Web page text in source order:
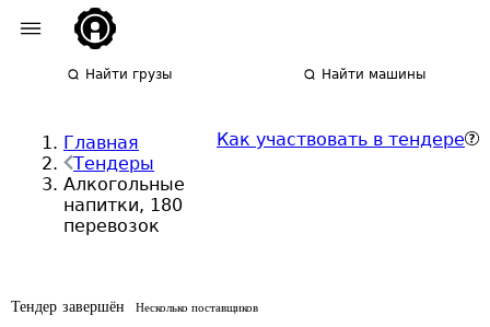
Найти грузы Найти машины
Главная
Тендеры
Алкогольные
напитки, 180
перевозок
Как участвовать в тендере
Тендер завершён Несколько поставщиков